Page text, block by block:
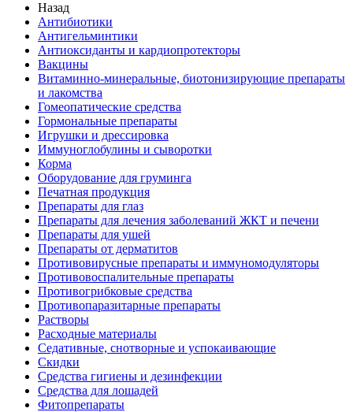
Назад
Антибиотики
Антигельминтики
Антиоксиданты и кардиопротекторы
Вакцины
Витаминно-минеральные, биотонизирующие препараты
и лакомства
Гомеопатические средства
Гормональные препараты
Игрушки и дрессировка
Иммуноглобулины и сыворотки
Корма
Оборудование для груминга
Печатная продукция
Препараты для глаз
Препараты для лечения заболеваний ЖКТ и печени
Препараты для ушей
Препараты от дерматитов
Противовирусные препараты и иммуномодуляторы
Противовоспалительные препараты
Противогрибковые средства
Противопаразитарные препараты
Растворы
Расходные материалы
Седативные, снотворные и успокаивающие
Скидки
Средства гигиены и дезинфекции
Средства для лошадей
Фитопрепараты